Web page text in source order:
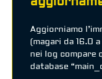
Aggiorniamo
(magari da 16.0
nei log compare
database